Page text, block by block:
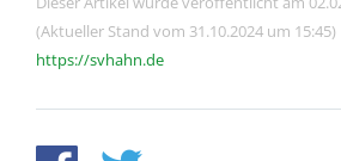
(Aktueller Stand vom 31.10.2024 um 15:45)
https://svhahn.de